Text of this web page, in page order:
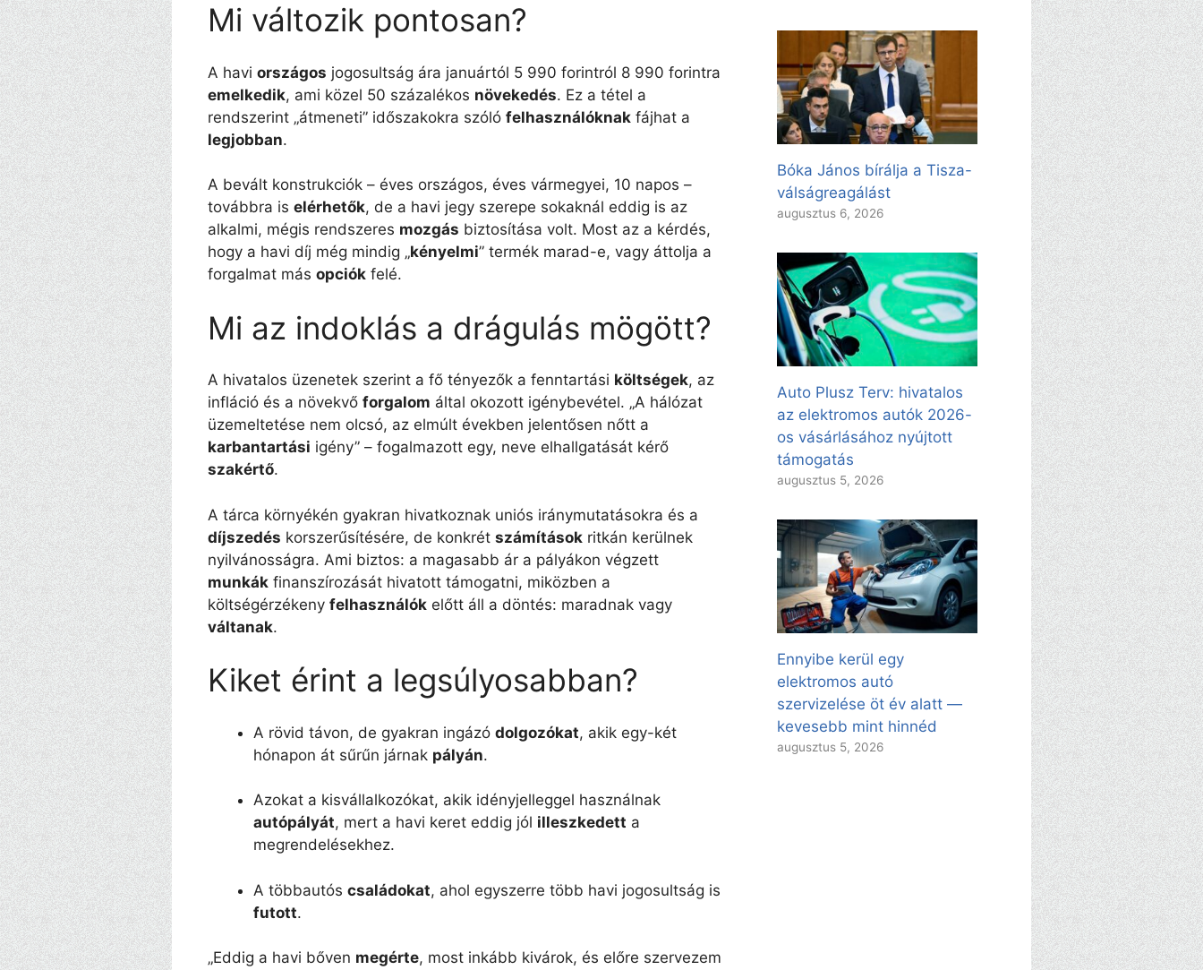
Mi változik pontosan?
A havi országos jogosultság ára januártól 5 990 forintról 8 990 forintra
emelkedik, ami közel 50 százalékos növekedés. Ez a tétel a
rendszerint „átmeneti” időszakokra szóló felhasználóknak fájhat a
legjobban.
A bevált konstrukciók – éves országos, éves vármegyei, 10 napos –
továbbra is elérhetők, de a havi jegy szerepe sokaknál eddig is az
alkalmi, mégis rendszeres mozgás biztosítása volt. Most az a kérdés,
hogy a havi díj még mindig „kényelmi” termék marad-e, vagy áttolja a
forgalmat más opciók felé.
Mi az indoklás a drágulás mögött?
A hivatalos üzenetek szerint a fő tényezők a fenntartási költségek, az
infláció és a növekvő forgalom által okozott igénybevétel. „A hálózat
üzemeltetése nem olcsó, az elmúlt években jelentősen nőtt a
karbantartási igény” – fogalmazott egy, neve elhallgatását kérő
szakértő.
A tárca környékén gyakran hivatkoznak uniós iránymutatásokra és a
díjszedés korszerűsítésére, de konkrét számítások ritkán kerülnek
nyilvánosságra. Ami biztos: a magasabb ár a pályákon végzett
munkák finanszírozását hivatott támogatni, miközben a
költségérzékeny felhasználók előtt áll a döntés: maradnak vagy
váltanak.
Kiket érint a legsúlyosabban?
A rövid távon, de gyakran ingázó dolgozókat, akik egy-két
hónapon át sűrűn járnak pályán.
Azokat a kisvállalkozókat, akik idényjelleggel használnak
autópályát, mert a havi keret eddig jól illeszkedett a
megrendelésekhez.
A többautós családokat, ahol egyszerre több havi jogosultság is
futott.
„Eddig a havi bőven megérte, most inkább kivárok, és előre szervezem
Bóka János bírálja a Tisza-
válságreagálást
augusztus 6, 2026
Auto Plusz Terv: hivatalos
az elektromos autók 2026-
os vásárlásához nyújtott
támogatás
augusztus 5, 2026
Ennyibe kerül egy
elektromos autó
szervizelése öt év alatt —
kevesebb mint hinnéd
augusztus 5, 2026